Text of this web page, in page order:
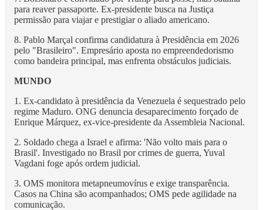
para reaver passaporte. Ex-presidente busca na Justiça
permissão para viajar e prestigiar o aliado americano.
8. Pablo Marçal confirma candidatura à Presidência em 2026
pelo "Brasileiro". Empresário aposta no empreendedorismo
como bandeira principal, mas enfrenta obstáculos judiciais.
MUNDO
1. Ex-candidato à presidência da Venezuela é sequestrado pelo
regime Maduro. ONG denuncia desaparecimento forçado de
Enrique Márquez, ex-vice-presidente da Assembleia Nacional.
2. Soldado chega a Israel e afirma: 'Não volto mais para o
Brasil'. Investigado no Brasil por crimes de guerra, Yuval
Vagdani foge após ordem judicial.
3. OMS monitora metapneumovírus e exige transparência.
Casos na China são acompanhados; OMS pede agilidade na
comunicação.